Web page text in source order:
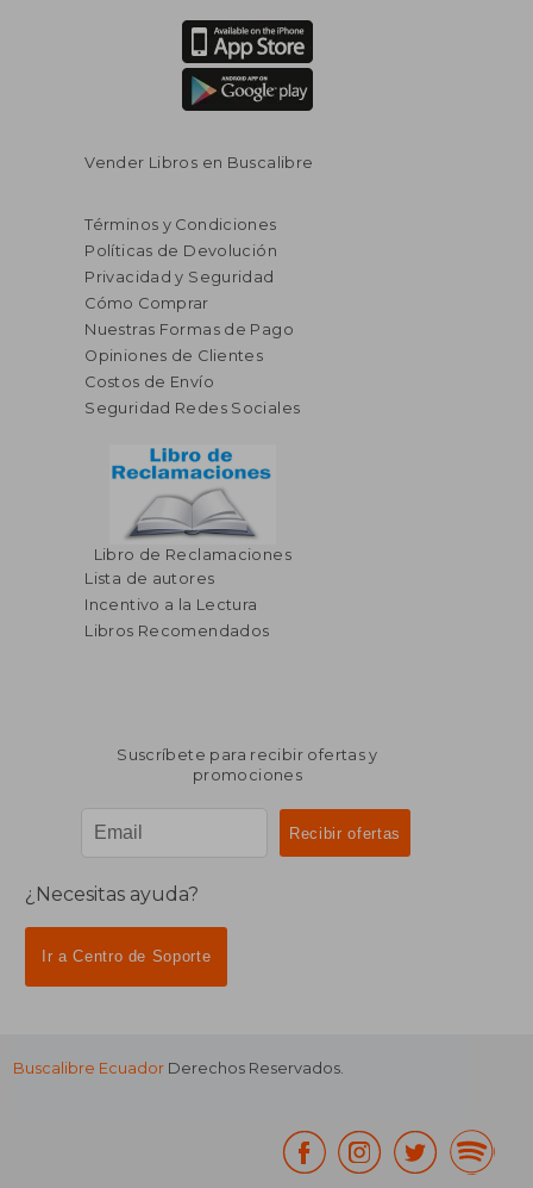
Vender Libros en Buscalibre
Términos y Condiciones
Políticas de Devolución
Privacidad y Seguridad
Cómo Comprar
Nuestras Formas de Pago
Opiniones de Clientes
Costos de Envío
Seguridad Redes Sociales
Libro de Reclamaciones
Lista de autores
Incentivo a la Lectura
Libros Recomendados
Suscríbete para recibir ofertas y
promociones
¿Necesitas ayuda?
Ir a Centro de Soporte
Buscalibre Ecuador Derechos Reservados.